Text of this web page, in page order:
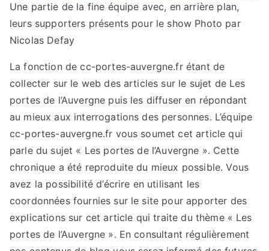
Une partie de la fine équipe avec, en arrière plan,
leurs supporters présents pour le show Photo par
Nicolas Defay
La fonction de cc-portes-auvergne.fr étant de
collecter sur le web des articles sur le sujet de Les
portes de l’Auvergne puis les diffuser en répondant
au mieux aux interrogations des personnes. L’équipe
cc-portes-auvergne.fr vous soumet cet article qui
parle du sujet « Les portes de l’Auvergne ». Cette
chronique a été reproduite du mieux possible. Vous
avez la possibilité d’écrire en utilisant les
coordonnées fournies sur le site pour apporter des
explications sur cet article qui traite du thème « Les
portes de l’Auvergne ». En consultant régulièrement